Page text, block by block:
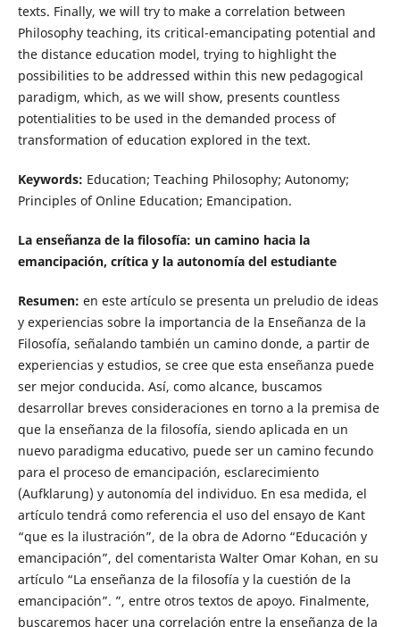
texts. Finally, we will try to make a correlation between
Philosophy teaching, its critical-emancipating potential and
the distance education model, trying to highlight the
possibilities to be addressed within this new pedagogical
paradigm, which, as we will show, presents countless
potentialities to be used in the demanded process of
transformation of education explored in the text.
Keywords: Education; Teaching Philosophy; Autonomy;
Principles of Online Education; Emancipation.
La enseñanza de la filosofía: un camino hacia la
emancipación, crítica y la autonomía del estudiante
Resumen: en este artículo se presenta un preludio de ideas
y experiencias sobre la importancia de la Enseñanza de la
Filosofía, señalando también un camino donde, a partir de
experiencias y estudios, se cree que esta enseñanza puede
ser mejor conducida. Así, como alcance, buscamos
desarrollar breves consideraciones en torno a la premisa de
que la enseñanza de la filosofía, siendo aplicada en un
nuevo paradigma educativo, puede ser un camino fecundo
para el proceso de emancipación, esclarecimiento
(Aufklarung) y autonomía del individuo. En esa medida, el
artículo tendrá como referencia el uso del ensayo de Kant
“que es la ilustración”, de la obra de Adorno “Educación y
emancipación”, del comentarista Walter Omar Kohan, en su
artículo “La enseñanza de la filosofía y la cuestión de la
emancipación”. ”, entre otros textos de apoyo. Finalmente,
buscaremos hacer una correlación entre la enseñanza de la